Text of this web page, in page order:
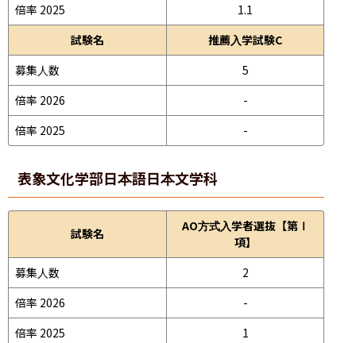
倍率 2025
1.1
試験名
推薦入学試験C
募集人数
5
倍率 2026
-
倍率 2025
-
表象文化学部日本語日本文学科
試験名
AO方式入学者選抜【第Ⅰ
項】
募集人数
2
倍率 2026
-
倍率 2025
1